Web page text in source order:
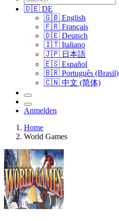
🇩🇪 DE
🇬🇧 English
🇫🇷 Français
🇩🇪 Deutsch
🇮🇹 Italiano
🇯🇵 日本語
🇪🇸 Español
🇧🇷 Português (Brasil)
🇨🇳 中文 (简体)
Anmelden
Home
World Games